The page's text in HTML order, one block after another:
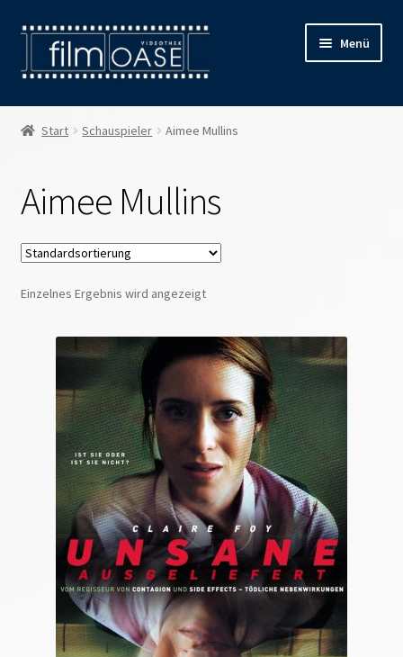
Zur
Navigation
springen
Zum
Inhalt
springen
Menü
Willkommen
Öffnungszeiten
Preise
Kontakt
Start Schauspieler Aimee Mullins
Aimee Mullins
Einzelnes Ergebnis wird angezeigt